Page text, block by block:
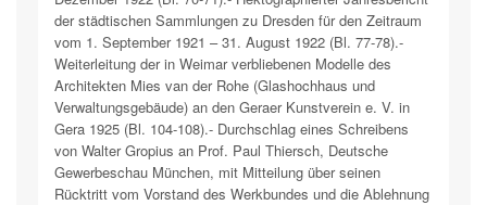
der städtischen Sammlungen zu Dresden für den Zeitraum
vom 1. September 1921 – 31. August 1922 (Bl. 77-78).-
Weiterleitung der in Weimar verbliebenen Modelle des
Architekten Mies van der Rohe (Glashochhaus und
Verwaltungsgebäude) an den Geraer Kunstverein e. V. in
Gera 1925 (Bl. 104-108).- Durchschlag eines Schreibens
von Walter Gropius an Prof. Paul Thiersch, Deutsche
Gewerbeschau München, mit Mitteilung über seinen
Rücktritt vom Vorstand des Werkbundes und die Ablehnung